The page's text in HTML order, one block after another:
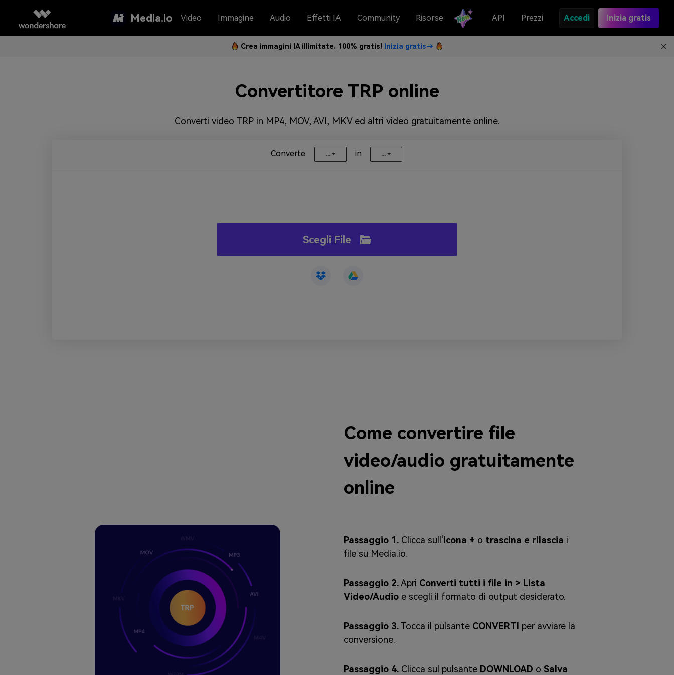
Media.io Video Immagine Audio Effetti IA Community Risorse API Prezzi Accedi Inizia gratis
Crea immagini IA illimitate. 100% gratis! Inizia gratis→
Convertitore TRP online
Converti video TRP in MP4, MOV, AVI, MKV ed altri video gratuitamente online.
Converte ... in ...
Scegli File
Come convertire file
video/audio gratuitamente
online
Passaggio 1.Clicca sull'icona + o trascina e rilascia i
file su Media.io.
Passaggio 2.Apri Converti tutti i file in > Lista
Video/Audioe scegli il formato di output desiderato.
Passaggio 3.Tocca il pulsante CONVERTI per avviare la
conversione.
Passaggio 4.Clicca sul pulsante DOWNLOAD o Salva